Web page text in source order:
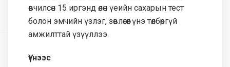
өвчилсөн 15 иргэнд өлөн үеийн сахарын тест
болон эмчийн үзлэг, зөвлөгөөг үнэ төлбөргүй
амжилттай үзүүллээ.
Үүнээс